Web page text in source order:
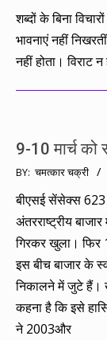
03-
शब्दों के बिना
भावनाएं नहीं
नहीं होता। विराट
9-10 मार्च को
2011-
03-
03
BY: चमत्कार चक्री
बीएसई सेंसेक्स 623
अंतरराष्ट्रीय
गिरकर खुला। फिर
इस बीच बाजार के
निकालने में जुटे हैं।
कहना है कि इसे
ने 2003और